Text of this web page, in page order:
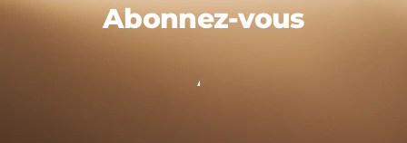
Abonnez-vous
Guides
|